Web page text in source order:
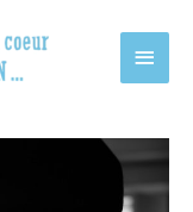
Main